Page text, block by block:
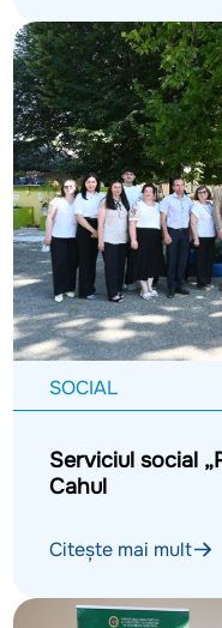
SOCIAL
Serviciul social
Cahul
Citește mai mult